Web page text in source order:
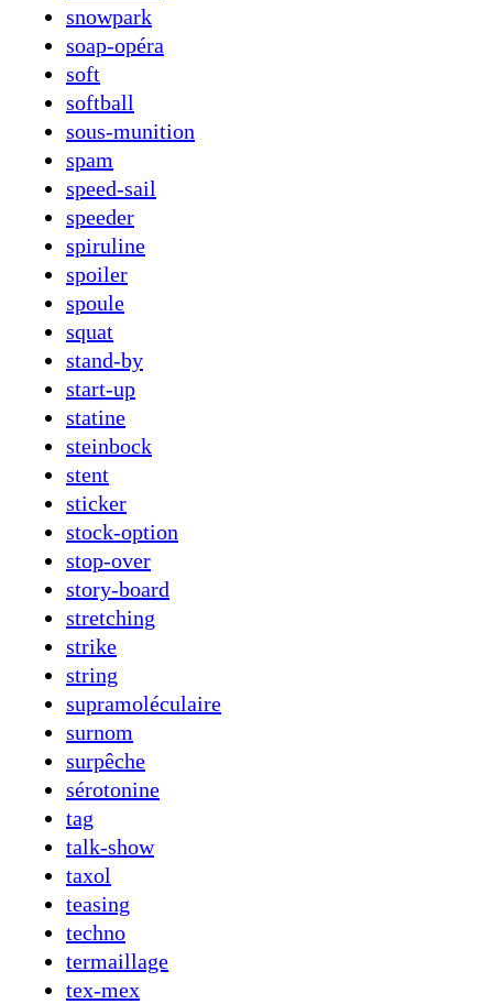
snowpark
soap-opéra
soft
softball
sous-munition
spam
speed-sail
speeder
spiruline
spoiler
spoule
squat
stand-by
start-up
statine
steinbock
stent
sticker
stock-option
stop-over
story-board
stretching
strike
string
supramoléculaire
surnom
surpêche
sérotonine
tag
talk-show
taxol
teasing
techno
termaillage
tex-mex